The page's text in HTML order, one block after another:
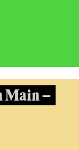
Main –